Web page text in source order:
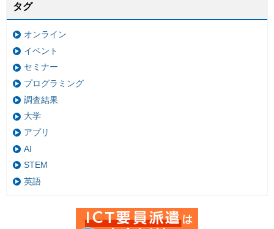
タグ
オンライン
イベント
セミナー
プログラミング
調査結果
大学
アプリ
AI
STEM
英語